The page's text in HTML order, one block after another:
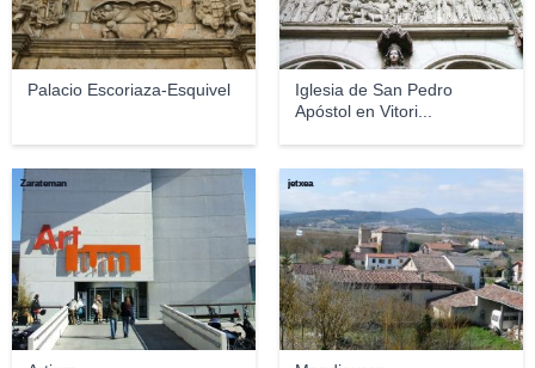
Palacio Escoriaza-Esquivel
Iglesia de San Pedro
Apóstol en Vitori...
Zarateman jetxea